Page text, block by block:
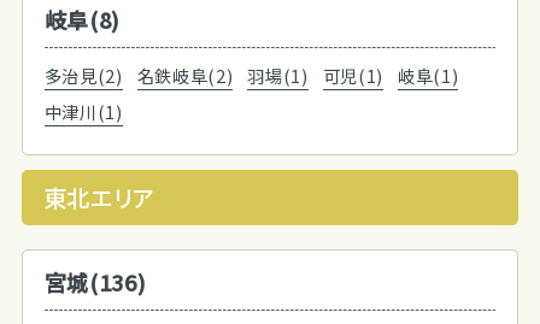
岐阜(8)
多治見(2) 名鉄岐阜(2) 羽場(1) 可児(1)
岐阜(1)
中津川(1)
東北エリア
宮城(136)